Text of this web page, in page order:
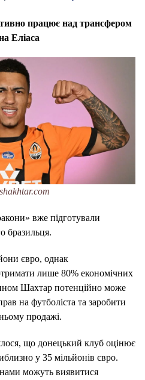
працює над трансфером
Еліаса
вже підготували
бразильця.
євро, однак
лише 80% економічних
Шахтар потенційно може
на футболіста та заробити
продажі.
що донецький клуб оцінює
у 35 мільйонів євро.
можуть виявитися